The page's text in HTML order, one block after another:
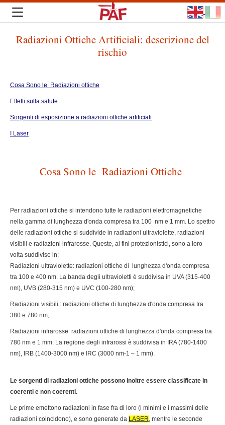
Radiazioni Ottiche Artificiali: descrizione del
rischio
Cosa Sono le Radiazioni ottiche
Effetti sulla salute
Sorgenti di esposizione a radiazioni ottiche artificiali
I Laser
Cosa Sono le Radiazioni Ottiche
Per radiazioni ottiche si intendono tutte le radiazioni elettromagnetiche
nella gamma di lunghezza d'onda compresa tra 100 nm e 1 mm. Lo spettro
delle radiazioni ottiche si suddivide in radiazioni ultraviolette, radiazioni
visibili e radiazioni infrarosse. Queste, ai fini protezionistici, sono a loro
volta suddivise in:
Radiazioni ultraviolette: radiazioni ottiche di lunghezza d'onda compresa
tra 100 e 400 nm. La banda degli ultravioletti è suddivisa in UVA (315-400
nm), UVB (280-315 nm) e UVC (100-280 nm);
Radiazioni visibili : radiazioni ottiche di lunghezza d'onda compresa tra
380 e 780 nm;
Radiazioni infrarosse: radiazioni ottiche di lunghezza d'onda compresa tra
780 nm e 1 mm. La regione degli infrarossi è suddivisa in IRA (780-1400
nm), IRB (1400-3000 nm) e IRC (3000 nm-1 – 1 mm).
Le sorgenti di radiazioni ottiche possono inoltre essere classificate in
coerenti e non coerenti.
Le prime emettono radiazioni in fase fra di loro (i minimi e i massimi delle
radiazioni coincidono), e sono generate da LASER, mentre le seconde